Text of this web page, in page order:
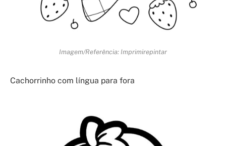
Imagem/Referência: Imprimirepintar
Cachorrinho com língua para fora